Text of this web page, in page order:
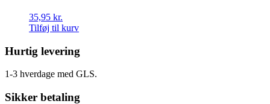
35,95 kr.
Tilføj til kurv
Hurtig levering
1-3 hverdage med GLS.
Sikker betaling